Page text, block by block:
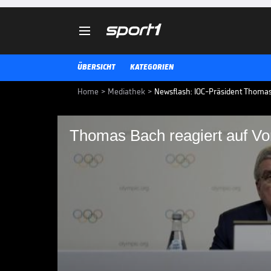

ÜBERSICHT KATEGORIEN
Home > Mediathek > Newsflash: IOC-Präsident
Thomas Bach reagiert auf
Thomas Bach
Präsident Thomas Bach
Verschiebung der Olympischen
Kritik.